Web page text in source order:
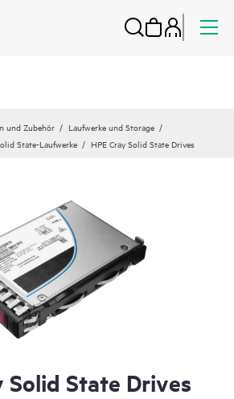
und Zubehör
Laufwerke und Storage
State-Laufwerke
HPE Cray Solid State Drives
Solid State Drives